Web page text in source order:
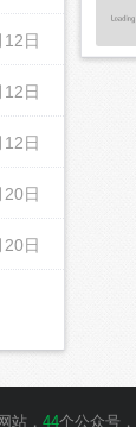
日
日
日
日
日
站， 44个公众号，